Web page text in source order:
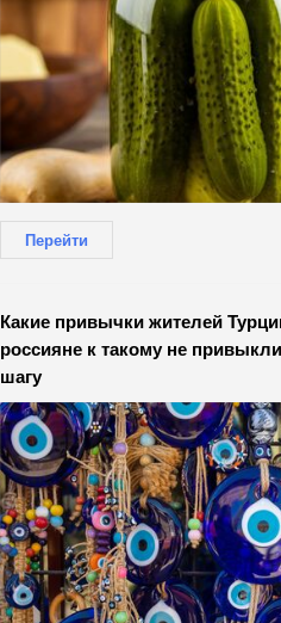
Перейти
Какие привычки жителей
россияне к такому не
шагу